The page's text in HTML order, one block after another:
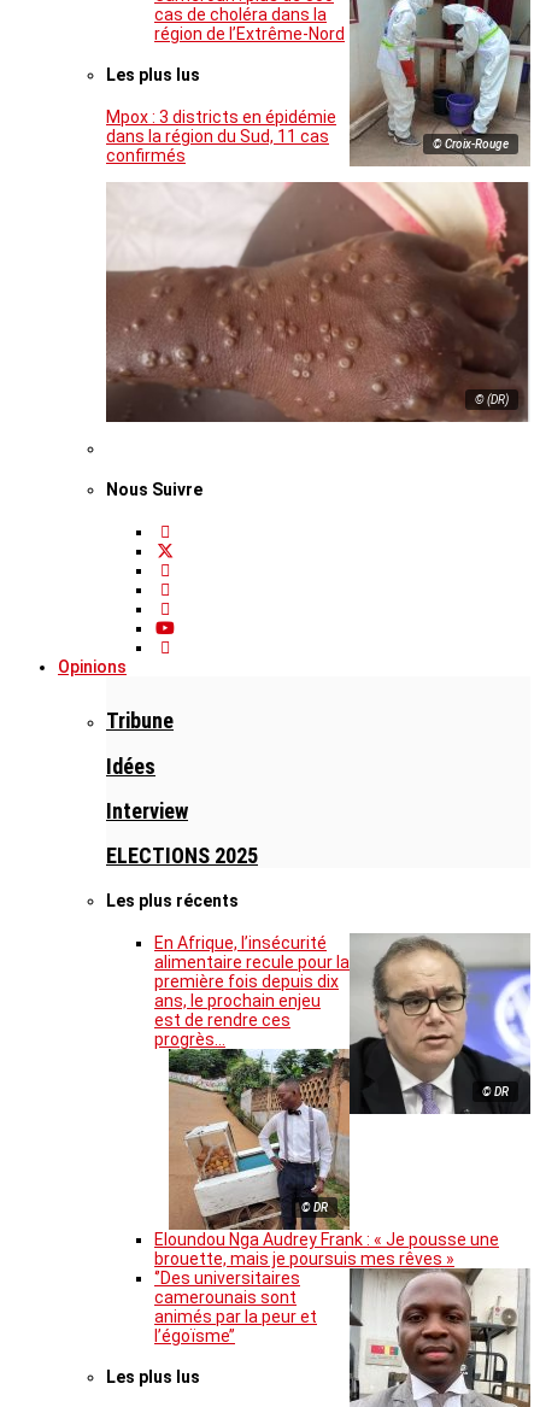
© Croix-Rouge
cas de choléra dans la
région de l’Extrême-Nord
Les plus lus
Mpox : 3 districts en épidémie
dans la région du Sud, 11 cas
confirmés
© (DR)
Nous Suivre
Opinions
Tribune
Idées
Interview
ELECTIONS 2025
Les plus récents
© DR
En Afrique, l’insécurité
alimentaire recule pour la
première fois depuis dix
ans, le prochain enjeu
est de rendre ces
progrès…
© DR
Eloundou Nga Audrey Frank : « Je pousse une
brouette, mais je poursuis mes rêves »
‘’Des universitaires
camerounais sont
animés par la peur et
l’égoïsme’’
Les plus lus